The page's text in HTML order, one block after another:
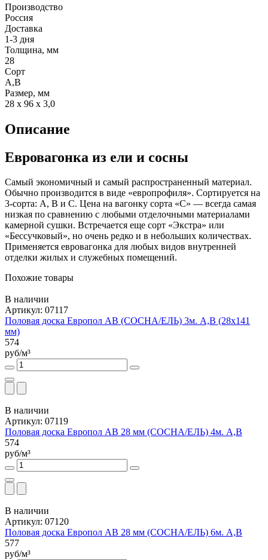
Производство
Россия
Доставка
1-3 дня
Толщина, мм
28
Сорт
А,В
Размер, мм
28 x 96 x 3,0
Описание
Евровагонка из ели и сосны
Самый экономичный и самый распространенный материал.
Обычно производится в виде «европрофиля». Сортируется на
3-сорта: А, В и С. Цена на вагонку сорта «С» — всегда самая
низкая по сравнению с любыми отделочными материалами
камерной сушки. Встречается еще сорт «Экстра» или
«Бессучковый», но очень редко и в небольших количествах.
Применяется евровагонка для любых видов внутренней
отделки жилых и служебных помещений.
Похожие товары
В наличии
Артикул: 07117
Половая доска Европол АВ (СОСНА/ЕЛЬ) 3м. А,В (28х141
мм)
574
руб/м³
В наличии
Артикул: 07119
Половая доска Европол АВ 28 мм (СОСНА/ЕЛЬ) 4м. А,В
574
руб/м³
В наличии
Артикул: 07120
Половая доска Европол АВ 28 мм (СОСНА/ЕЛЬ) 6м. А,В
577
руб/м³